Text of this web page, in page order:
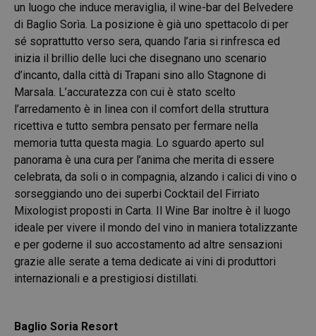
un luogo che induce meraviglia, il wine-bar del Belvedere
di Baglio Sorìa. La posizione è già uno spettacolo di per
sé soprattutto verso sera, quando l’aria si rinfresca ed
inizia il brillio delle luci che disegnano uno scenario
d’incanto, dalla città di Trapani sino allo Stagnone di
Marsala. L’accuratezza con cui è stato scelto
l’arredamento è in linea con il comfort della struttura
ricettiva e tutto sembra pensato per fermare nella
memoria tutta questa magia. Lo sguardo aperto sul
panorama è una cura per l’anima che merita di essere
celebrata, da soli o in compagnia, alzando i calici di vino o
sorseggiando uno dei superbi Cocktail del Firriato
Mixologist proposti in Carta. Il Wine Bar inoltre è il luogo
ideale per vivere il mondo del vino in maniera totalizzante
e per goderne il suo accostamento ad altre sensazioni
grazie alle serate a tema dedicate ai vini di produttori
internazionali e a prestigiosi distillati.
Baglio Soria Resort